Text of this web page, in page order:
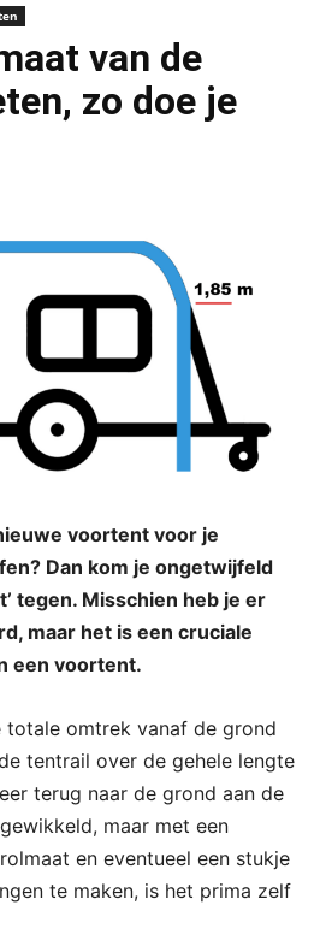
van de
zo doe je
voortent voor je
Dan kom je ongetwijfeld
tegen. Misschien heb je er
maar het is een cruciale
een voortent.
totale omtrek vanaf de grond
tentrail over de gehele lengte
terug naar de grond aan de
maar met een
en eventueel een stukje
te maken, is het prima zelf